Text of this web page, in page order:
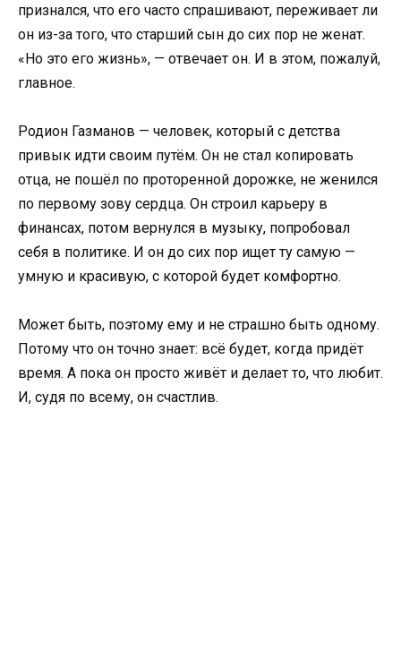
признался, что его часто спрашивают, переживает ли
он из-за того, что старший сын до сих пор не женат.
«Но это его жизнь», — отвечает он. И в этом, пожалуй,
главное.
Родион Газманов — человек, который с детства
привык идти своим путём. Он не стал копировать
отца, не пошёл по проторенной дорожке, не женился
по первому зову сердца. Он строил карьеру в
финансах, потом вернулся в музыку, попробовал
себя в политике. И он до сих пор ищет ту самую —
умную и красивую, с которой будет комфортно.
Может быть, поэтому ему и не страшно быть одному.
Потому что он точно знает: всё будет, когда придёт
время. А пока он просто живёт и делает то, что любит.
И, судя по всему, он счастлив.